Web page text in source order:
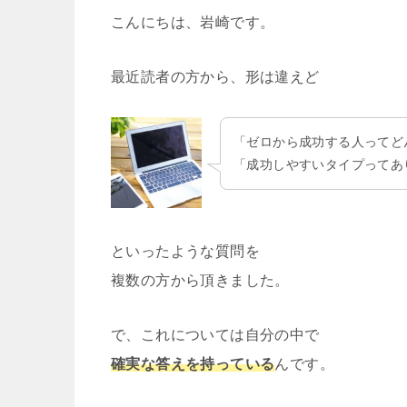
こんにちは、岩崎です。
最近読者の方から、形は違えど
「ゼロから成功する人ってど
「成功しやすいタイプってあ
といったような質問を
複数の方から頂きました。
で、これについては自分の中で
確実な答えを持っているんです。